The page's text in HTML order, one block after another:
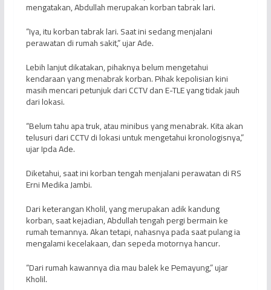
mengatakan, Abdullah merupakan korban tabrak lari.
“Iya, itu korban tabrak lari. Saat ini sedang menjalani
perawatan di rumah sakit,” ujar Ade.
Lebih lanjut dikatakan, pihaknya belum mengetahui
kendaraan yang menabrak korban. Pihak kepolisian kini
masih mencari petunjuk dari CCTV dan E-TLE yang tidak jauh
dari lokasi.
“Belum tahu apa truk, atau minibus yang menabrak. Kita akan
telusuri dari CCTV di lokasi untuk mengetahui kronologisnya,”
ujar Ipda Ade.
Diketahui, saat ini korban tengah menjalani perawatan di RS
Erni Medika Jambi.
Dari keterangan Kholil, yang merupakan adik kandung
korban, saat kejadian, Abdullah tengah pergi bermain ke
rumah temannya. Akan tetapi, nahasnya pada saat pulang ia
mengalami kecelakaan, dan sepeda motornya hancur.
“Dari rumah kawannya dia mau balek ke Pemayung,” ujar
Kholil.